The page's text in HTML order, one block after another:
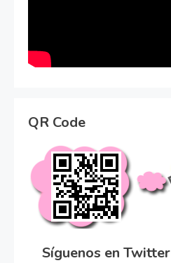
QR Code
Síguenos en Twitter